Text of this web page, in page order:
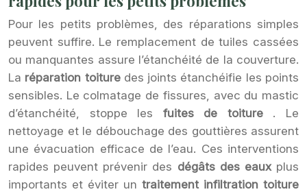
Pour les petits problèmes, des réparations simples
peuvent suffire. Le remplacement de tuiles cassées
ou manquantes assure l’étanchéité de la couverture.
La réparation toiture des joints étanchéifie les points
sensibles. Le colmatage de fissures, avec du mastic
d’étanchéité, stoppe les fuites de toiture . Le
nettoyage et le débouchage des gouttières assurent
une évacuation efficace de l’eau. Ces interventions
rapides peuvent prévenir des dégâts des eaux plus
importants et éviter un traitement infiltration toiture